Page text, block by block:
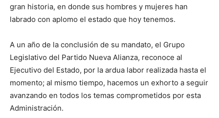
gran historia, en donde sus hombres y mujeres han
labrado con aplomo el estado que hoy tenemos.
A un año de la conclusión de su mandato, el Grupo
Legislativo del Partido Nueva Alianza, reconoce al
Ejecutivo del Estado, por la ardua labor realizada hasta el
momento; al mismo tiempo, hacemos un exhorto a seguir
avanzando en todos los temas comprometidos por esta
Administración.